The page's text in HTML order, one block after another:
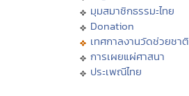
มุมสมาชิกธรรมะไทย
Donation
เทศกาลงานวัดช่วยชาติ
การเผยแผ่ศาสนา
ประเพณีไทย